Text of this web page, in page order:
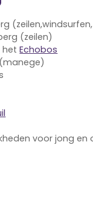
(zeilen)
hetEchobos
voor jong en